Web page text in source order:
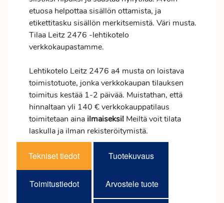
etuosa helpottaa sisällön ottamista, ja
etikettitasku sisällön merkitsemistä. Väri musta.
Tilaa Leitz 2476 -lehtikotelo
verkkokaupastamme.
Lehtikotelo Leitz 2476 a4 musta on loistava
toimistotuote, jonka verkkokaupan tilauksen
toimitus kestää 1-2 päivää. Muistathan, että
hinnaltaan yli 140 € verkkokauppatilaus
toimitetaan aina ilmaiseksi! Meiltä voit tilata
laskulla ja ilman rekisteröitymistä.
Tekniset tiedot Tuotekuvaus
Toimitustiedot Arvostele tuote